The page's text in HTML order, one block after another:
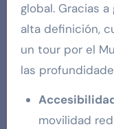
global. Gracias
alta definición,
un tour por el
las
movilidad